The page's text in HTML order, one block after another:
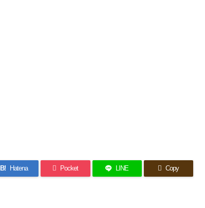
B! Hatena Pocket LINE Copy